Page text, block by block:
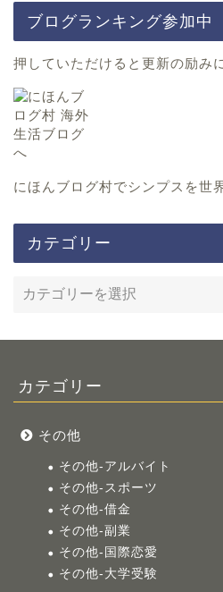
ブログランキング参加中
押していただけると更新の励み
にほんブログ村でシンプスを世
カテゴリー
カテゴリー
その他
その他-アルバイト
その他-スポーツ
その他-借金
その他-副業
その他-国際恋愛
その他-大学受験